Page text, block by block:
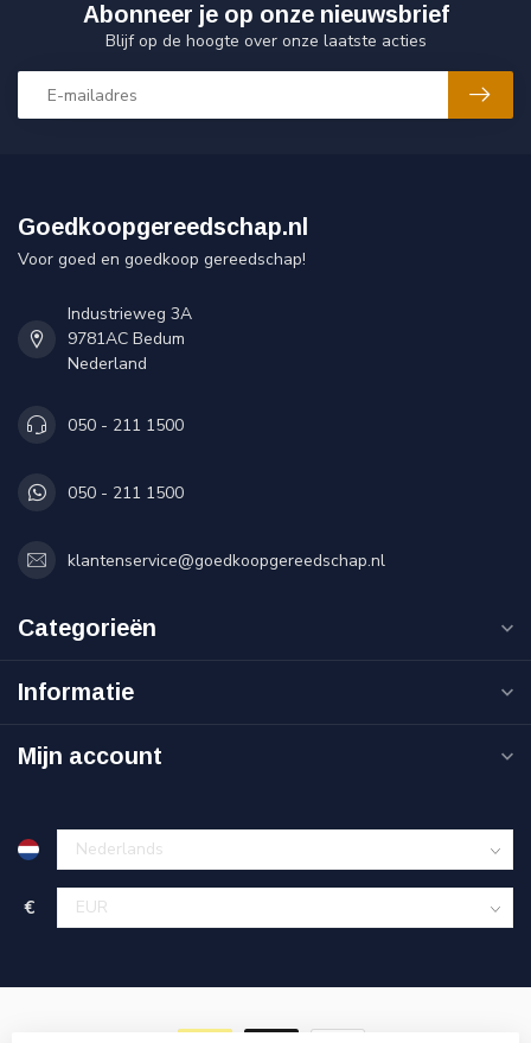
Abonneer je op onze nieuwsbrief
Blijf op de hoogte over onze laatste acties
Goedkoopgereedschap.nl
Voor goed en goedkoop gereedschap!
Industrieweg 3A
9781AC Bedum
Nederland
050 - 211 1500
050 - 211 1500
klantenservice@goedkoopgereedschap.nl
Categorieën
Informatie
Mijn account
€